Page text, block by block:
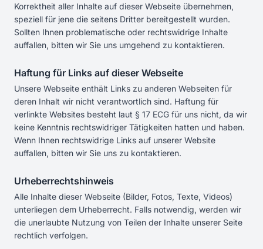
Korrektheit aller Inhalte auf dieser Webseite übernehmen,
speziell für jene die seitens Dritter bereitgestellt wurden.
Sollten Ihnen problematische oder rechtswidrige Inhalte
auffallen, bitten wir Sie uns umgehend zu kontaktieren.
Haftung für Links auf dieser Webseite
Unsere Webseite enthält Links zu anderen Webseiten für
deren Inhalt wir nicht verantwortlich sind. Haftung für
verlinkte Websites besteht laut § 17 ECG für uns nicht, da wir
keine Kenntnis rechtswidriger Tätigkeiten hatten und haben.
Wenn Ihnen rechtswidrige Links auf unserer Website
auffallen, bitten wir Sie uns zu kontaktieren.
Urheberrechtshinweis
Alle Inhalte dieser Webseite (Bilder, Fotos, Texte, Videos)
unterliegen dem Urheberrecht. Falls notwendig, werden wir
die unerlaubte Nutzung von Teilen der Inhalte unserer Seite
rechtlich verfolgen.